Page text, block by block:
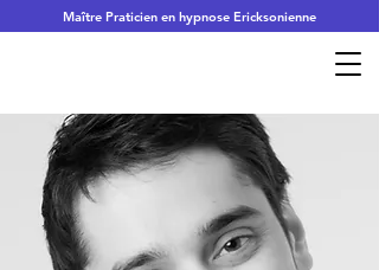
Maître Praticien en hypnose Ericksonienne